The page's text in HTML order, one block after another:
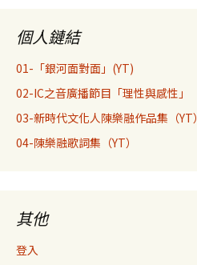
個人鏈結
01-「銀河面對面」(YT)
02-IC之音廣播節目「理性與感性」
03-新時代文化人陳樂融作品集（YT）
04-陳樂融歌詞集（YT）
其他
登入